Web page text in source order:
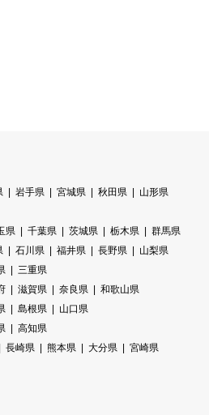
岩手県 宮城県 秋田県
山形県
県 千葉県 茨城県 栃木県
群馬県
石川県 福井県 長野県
山梨県
三重県
滋賀県 奈良県
和歌山県
島根県
山口県
高知県
長崎県 熊本県 大分県
宮崎県